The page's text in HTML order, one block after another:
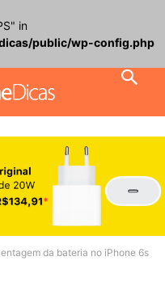
in
public/wp-config.php
da bateria no iPhone 6s